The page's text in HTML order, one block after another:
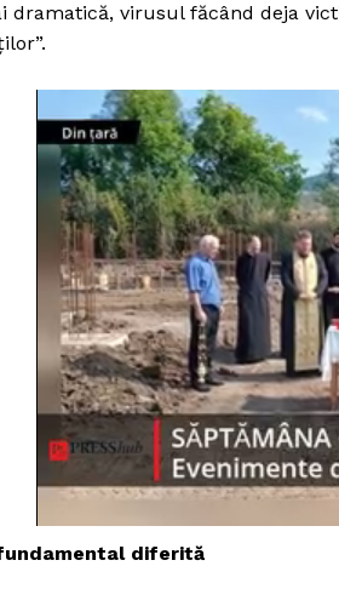
Un
dramatică, virusul făcând deja
diferită